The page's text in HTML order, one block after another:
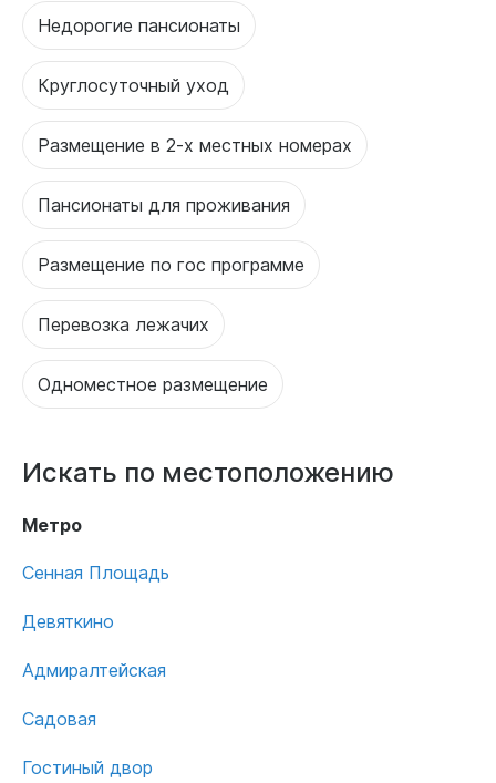
Недорогие пансионаты
Круглосуточный уход
Размещение в 2-х местных номерах
Пансионаты для проживания
Размещение по гос программе
Перевозка лежачих
Одноместное размещение
Искать по местоположению
Метро
Сенная Площадь
Девяткино
Адмиралтейская
Садовая
Гостиный двор